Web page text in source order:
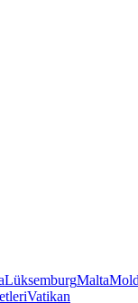
LüksemburgMalta
Vatikan